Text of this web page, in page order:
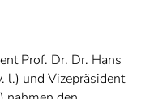
Prof. Dr. Dr. Hans
l.) und Vizepräsident